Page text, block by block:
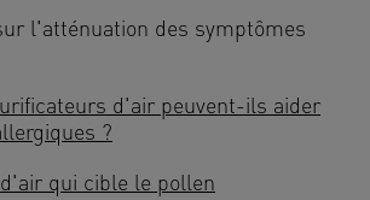
l'atténuation des symptômes
d'air peuvent-ils aider
?
qui cible le pollen